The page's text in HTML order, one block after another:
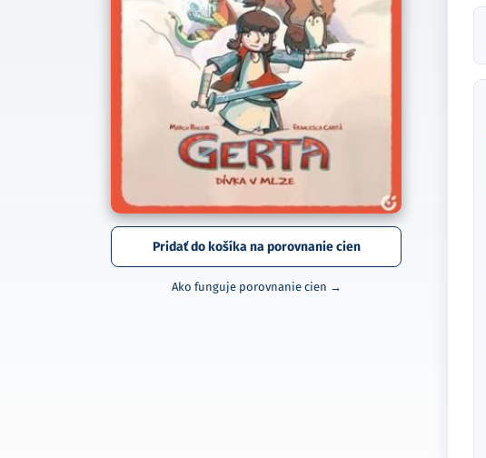
Pridať do košíka na porovnanie cien
Ako funguje porovnanie cien →